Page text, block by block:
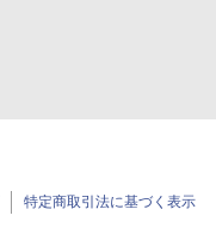
特定商取引法に基づく表示